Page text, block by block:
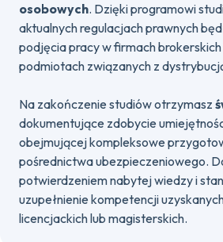
osobowych. Dzięki programowi
aktualnych regulacjach prawnych
podjęcia pracy w firmach brokerskich
podmiotach związanych z
Na zakończenie studiów otrzymasz
dokumentujące zdobycie
obejmującej kompleksowe
pośrednictwa ubezpieczeniowego.
potwierdzeniem nabytej wiedzy i
uzupełnienie kompetencji
licencjackich lub magisterskich.